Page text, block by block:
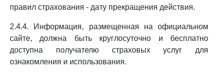
правил страхования - дату прекращения действия.
2.4.4. Информация, размещенная на официальном
сайте, должна быть круглосуточно и бесплатно
доступна получателю страховых услуг для
ознакомления и использования.